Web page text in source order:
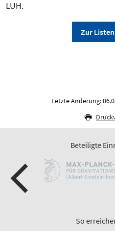
LUH.
Zur
Letzte Änderung:
Beteiligte
So